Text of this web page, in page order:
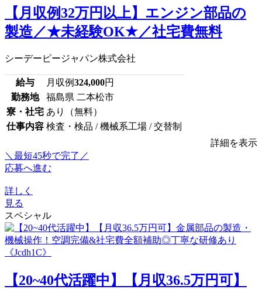
【月収例32万円以上】エンジン部品の
製造／★未経験OK★／社宅費無料
シーデーピージャパン株式会社
給与 月収例324,000円
勤務地
福島県 二本松市
寮・社宅 あり（無料）
仕事内容 検査・検品 / 機械系工場 / 交替制
詳細を表示
＼最短45秒で完了／
応募へ進む
詳しく
見る
スペシャル
【20~40代活躍中】【月収36.5万円可】